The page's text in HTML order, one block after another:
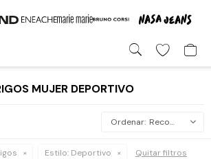
MUJER DEPORTIVO
Recomendados
Estilo: Deportivo Quitar filtros